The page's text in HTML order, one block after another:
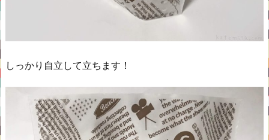
しっかり自立して立ちます！